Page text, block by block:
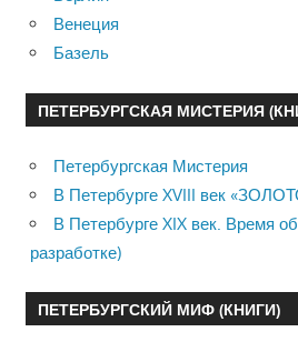
Венеция
Базель
ПЕТЕРБУРГСКАЯ МИСТЕРИЯ
Петербургская Мистерия
В Петербурге XVIII век
В Петербурге XIX век. Время
разработке)
ПЕТЕРБУРГСКИЙ МИФ (КНИГИ)